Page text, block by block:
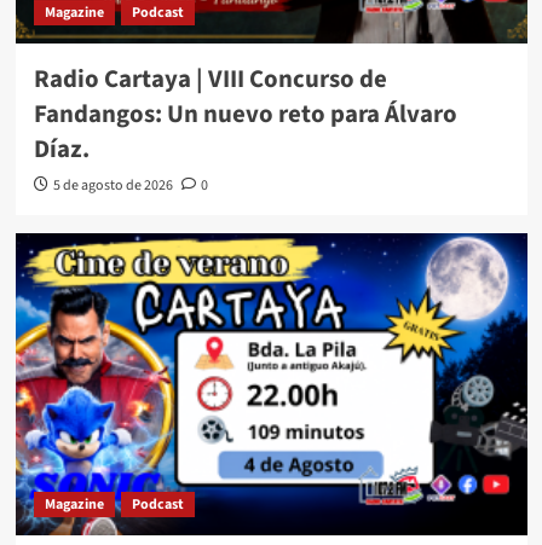
Magazine Podcast
Radio Cartaya | VIII Concurso de
Fandangos: Un nuevo reto para Álvaro
Díaz.
5 de agosto de 2026 0
Magazine Podcast